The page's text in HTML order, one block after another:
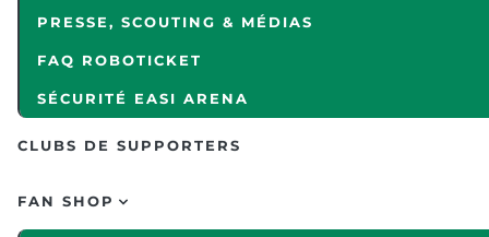
PRESSE, SCOUTING & MÉDIAS
FAQ ROBOTICKET
SÉCURITÉ EASI ARENA
CLUBS DE SUPPORTERS
FAN SHOP